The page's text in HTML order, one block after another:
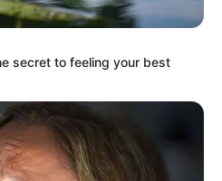
al Gobierno Nacional girar los
una crisis en los
secret to feeling your best